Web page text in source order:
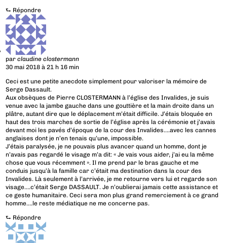
⮑ Répondre
parclaudine clostermann
30 mai 2018 à 21 h 16 min
Ceci est une petite anecdote simplement pour valoriser la mémoire de
Serge Dassault.
Aux obsèques de Pierre CLOSTERMANN à l’église des Invalides, je suis
venue avec la jambe gauche dans une gouttière et la main droite dans un
plâtre, autant dire que le déplacement m’était difficile. J’étais bloquée en
haut des trois marches de sortie de l’église après la cérémonie et j’avais
devant moi les pavés d’époque de la cour des Invalides….avec les cannes
anglaises dont je n’en tenais qu’une, impossible.
J’étais paralysée, je ne pouvais plus avancer quand un homme, dont je
n’avais pas regardé le visage m’a dit: « Je vais vous aider, j’ai eu la même
chose que vous récemment ». Il me prend par le bras gauche et me
conduis jusqu’à la famille car c’était ma destination dans la cour des
Invalides. Là seulement à l’arrivée, je me retourne vers lui et regarde son
visage….c’était Serge DASSAULT. Je n’oublierai jamais cette assistance et
ce geste humanitaire. Ceci sera mon plus grand remerciement à ce grand
homme….le reste médiatique ne me concerne pas.
⮑ Répondre